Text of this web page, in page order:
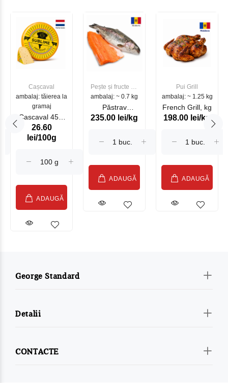
Cașcaval
ambalaj: tăierea la
gramaj
Cascaval 45%
Maasdam
Sublime Cow
26.60
lei/100g
ADAUGĂ
Pește și fructe de
mare
ambalaj: ~ 0.7 kg
Păstrav
Somonat
235.00 lei/kg
ADAUGĂ
Pui Grill
ambalaj: ~ 1.25 kg
French Grill, kg
198.00 lei/kg
ADAUGĂ
George Standard
Detalii
CONTACTE